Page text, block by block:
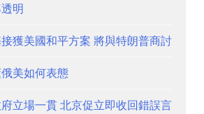
明
獲美國和平方案 將與特朗普商討
美如何表態
立場一貫 北京促立即收回錯誤言